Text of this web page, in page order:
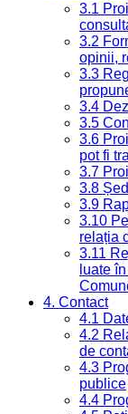
3.1
3.2
opinii,
3.3
3.4
3.5
3.6
pot fi
3.7
3.8
3.9
3.10
relația
3.11
luate
4. Contact
4.1
4.2
de
4.3
publice
4.4